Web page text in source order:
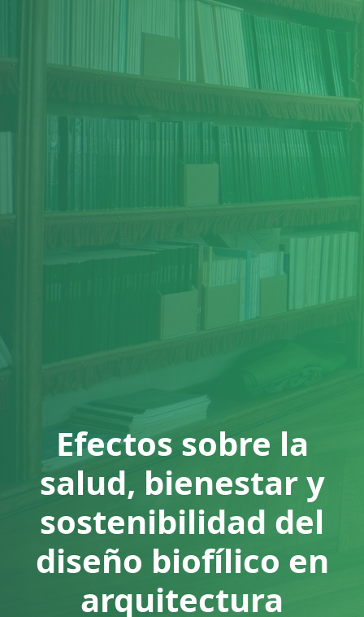
Efectos sobre la
salud, bienestar y
sostenibilidad del
diseño biofílico en
arquitectura